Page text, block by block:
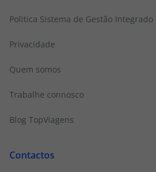
Politica Sistema de Gestão Integrado
Privacidade
Quem somos
Trabalhe connosco
Blog TopViagens
Contactos